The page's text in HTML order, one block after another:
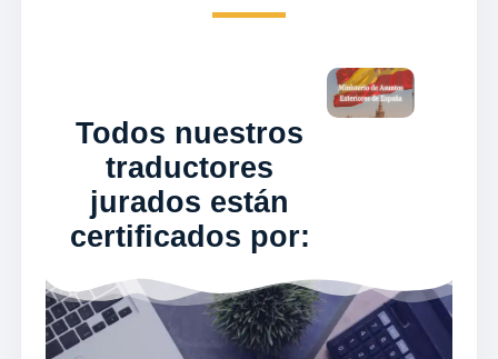
Todos nuestros
traductores
jurados están
certificados por: